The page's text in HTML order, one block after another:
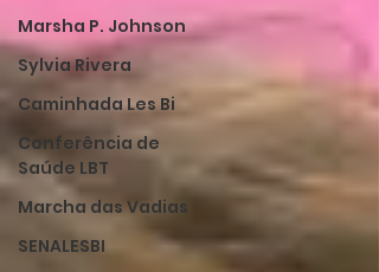
Marsha P. Johnson
Sylvia Rivera
Caminhada Les Bi
Conferência de
Saúde LBT
Marcha das Vadias
SENALESBI